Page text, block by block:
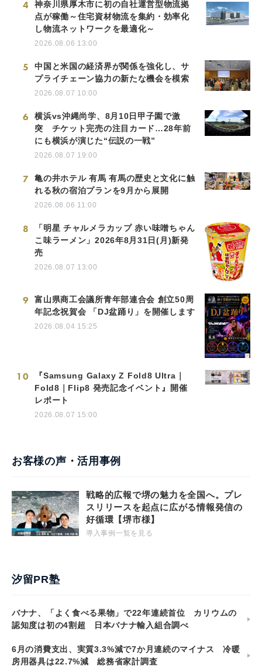
4
神奈川県厚木市に初の自社運営型物流拠
点が稼働～住宅資材物流を集約・効率化
し物流ネットワークを最適化～
2026.08.06 13:00
5
中国と米国の経済界が関係を強化し、サ
プライチェーン協力の新たな機会を模索
2026.08.07 10:00
6
横浜vs沖縄尚学、8月10日甲子園で激
突 チケット完売の注目カード…28年前
にも横浜が演じた“伝説の一戦”
2026.08.07 19:00
7
亀の井ホテル 有馬 有馬の歴史と文化に触
れる秋の宿泊プランを9月から展開
2026.08.06 11:00
8
「明星 チャルメラカップ 赤い味噌ちゃん
こ味ラーメン」2026年8月31日(月)新発
売
2026.08.07 13:00
9
富山県商工会議所青年部連合会 創立50周
年記念祝賀会 「DJ盆踊り」を開催します
2026.08.04 15:25
10
『Samsung Galaxy Z Fold8 Ultra｜
Fold8｜Flip8 発売記念イベント』開催
レポート
2026.08.07 15:00
お客様の声・活用事例
戦略的広報で堺の魅力を全国へ。プレ
スリリースを起点に広がる情報発信の
好循環【堺市様】
導入事例一覧を見る
汐留PR塾
バナナ、「よく食べる果物」で22年連続首位 カリウムの
認知度は初の4割超 日本バナナ輸入組合調べ
6月の消費支出、実質3.3%減で7か月連続のマイナス 冷暖
房用器具は22.7%減 総務省家計調査